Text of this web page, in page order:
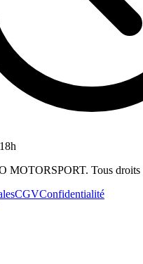
MOTORSPORT. Tous droits
CGVConfidentialité